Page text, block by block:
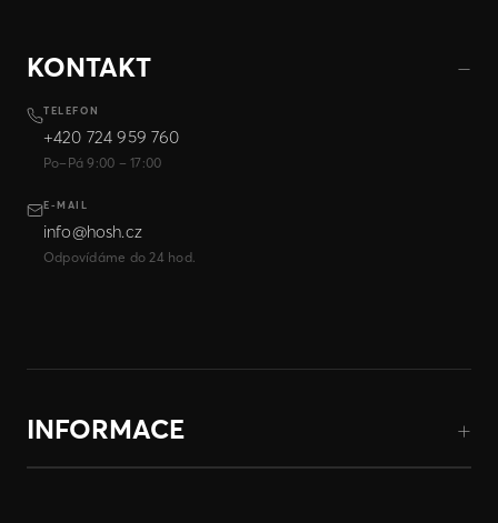
KONTAKT
TELEFON
+420 724 959 760
Po–Pá 9:00 – 17:00
E-MAIL
info@hosh.cz
Odpovídáme do 24 hod.
INFORMACE